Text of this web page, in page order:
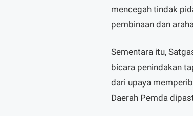
mencegah tindak
pembinaan dan
Sementara itu,
bicara penindakan
dari upaya
Daerah Pemda